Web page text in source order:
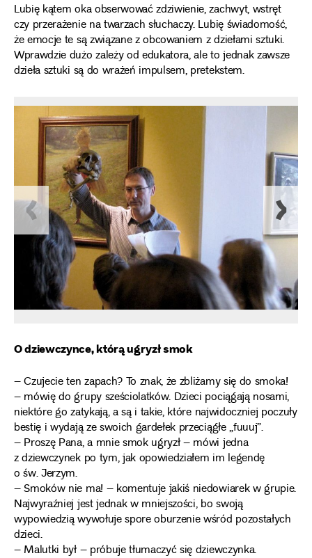
Lubię kątem oka obserwować zdziwienie, zachwyt, wstręt
czy przerażenie na twarzach słuchaczy. Lubię świadomość,
że emocje te są związane z obcowaniem z dziełami sztuki.
Wprawdzie dużo zależy od edukatora, ale to jednak zawsze
dzieła sztuki są do wrażeń impulsem, pretekstem.
O dziewczynce, którą ugryzł smok
– Czujecie ten zapach? To znak, że zbliżamy się do smoka!
– mówię do grupy sześciolatków. Dzieci pociągają nosami,
niektóre go zatykają, a są i takie, które najwidoczniej poczuły
bestię i wydają ze swoich gardełek przeciągłe „fuuuj”.
– Proszę Pana, a mnie smok ugryzł – mówi jedna
z dziewczynek po tym, jak opowiedziałem im legendę
o św. Jerzym.
– Smoków nie ma! – komentuje jakiś niedowiarek w grupie.
Najwyraźniej jest jednak w mniejszości, bo swoją
wypowiedzią wywołuje spore oburzenie wśród pozostałych
dzieci.
– Malutki był – próbuje tłumaczyć się dziewczynka.